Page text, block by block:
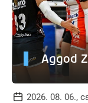
Aggod
2026. 08. 06.,